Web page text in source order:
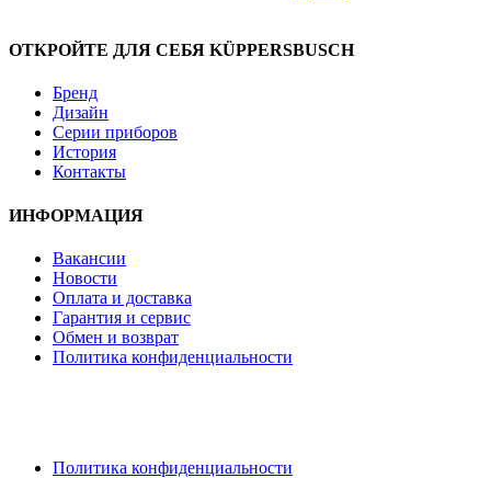
ОТКРОЙТЕ ДЛЯ СЕБЯ KÜPPERSBUSCH
Бренд
Дизайн
Серии приборов
История
Контакты
ИНФОРМАЦИЯ
Вакансии
Новости
Оплата и доставка
Гарантия и сервис
Обмен и возврат
Политика конфиденциальности
Политика конфиденциальности